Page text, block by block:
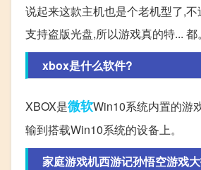
说起来这款主机也是个老机型了,
支持盗版光盘,所以游戏真的特... 都。
xbox是什么软件?
XBOX是微软Win10系统内置的游
输到搭载Win10系统的设备上。
家庭游戏机西游记孙悟空游戏